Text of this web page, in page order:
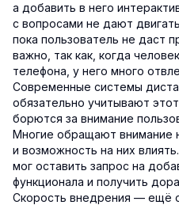
а добавить в него
с вопросами не дают
пока пользователь не даст
важно, так как, когда
телефона, у него много
Современные системы
обязательно учитывают
борются за внимание
Многие обращают внимание
и возможность на них
мог оставить запрос на
функционала и получить
Скорость внедрения — ещё